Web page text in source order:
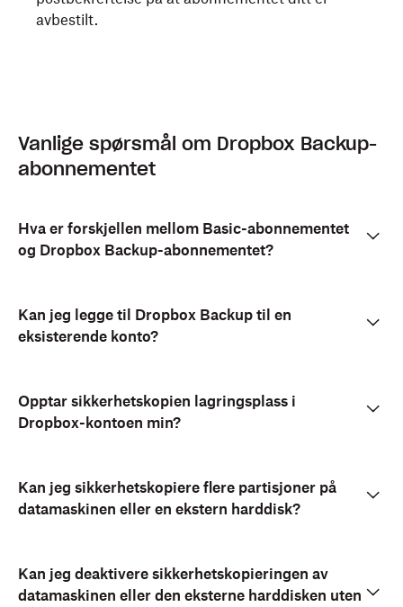
avbestilt.
Vanlige spørsmål om Dropbox Backup-
abonnementet
Hva er forskjellen mellom Basic-abonnementet
og Dropbox Backup-abonnementet?
Kan jeg legge til Dropbox Backup til en
eksisterende konto?
Opptar sikkerhetskopien lagringsplass i
Dropbox-kontoen min?
Kan jeg sikkerhetskopiere flere partisjoner på
datamaskinen eller en ekstern harddisk?
Kan jeg deaktivere sikkerhetskopieringen av
datamaskinen eller den eksterne harddisken uten